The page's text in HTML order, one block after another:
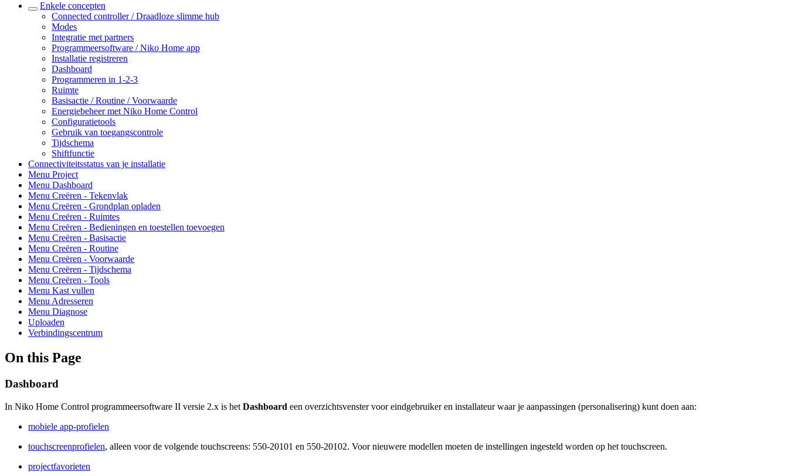
Enkele concepten
Connected controller / Draadloze slimme hub
Modes
Integratie met partners
Programmeersoftware / Niko Home app
Installatie registreren
Dashboard
Programmeren in 1-2-3
Ruimte
Basisactie / Routine / Voorwaarde
Energiebeheer met Niko Home Control
Configuratietools
Gebruik van toegangscontrole
Tijdschema
Shiftfunctie
Connectiviteitsstatus van je installatie
Menu Project
Menu Dashboard
Menu Creëren - Tekenvlak
Menu Creëren - Grondplan opladen
Menu Creëren - Ruimtes
Menu Creëren - Bedieningen en toestellen toevoegen
Menu Creëren - Basisactie
Menu Creëren - Routine
Menu Creëren - Voorwaarde
Menu Creëren - Tijdschema
Menu Creëren - Tools
Menu Kast vullen
Menu Adresseren
Menu Diagnose
Uploaden
Verbindingscentrum
On this Page
Dashboard
In Niko Home Control programmeersoftware II versie 2.x is het Dashboard een overzichtsvenster voor eindgebruiker en installateur waar je aanpassingen (personalisering) kunt doen aan:
mobiele app-profielen
touchscreenprofielen, alleen voor de volgende touchscreens: 550-20101 en 550-20102. Voor nieuwere modellen moeten de instellingen ingesteld worden op het touchscreen.
projectfavorieten